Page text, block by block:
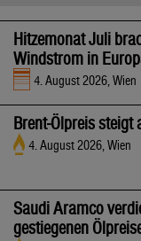
Hitzemonat Juli
Windstrom in
4. August 2026, Wien
Brent-Ölpreis steigt
4. August 2026, Wien
Saudi Aramco
gestiegenen